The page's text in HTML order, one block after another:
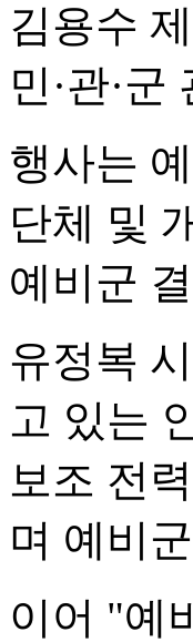
김용수
민·관·
행사는
단체 및
예비군
유정복
고 있는
보조 전
며 예비
이어 "예